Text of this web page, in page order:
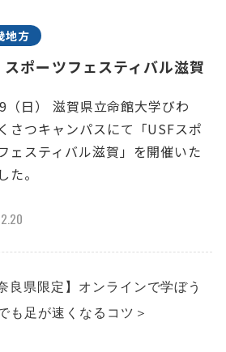
地方
スポーツフェスティバル滋賀
（日） 滋賀県立命館大学びわ
さつキャンパスにて「USFスポ
ェスティバル滋賀」を開催いた
た。